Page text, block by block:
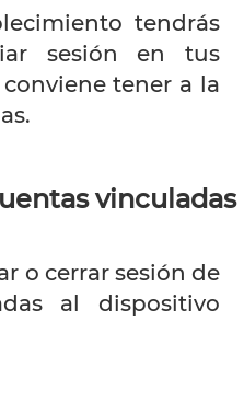
tendrás
sesión en tus
tener a la
vinculadas
o cerrar sesión de
al dispositivo